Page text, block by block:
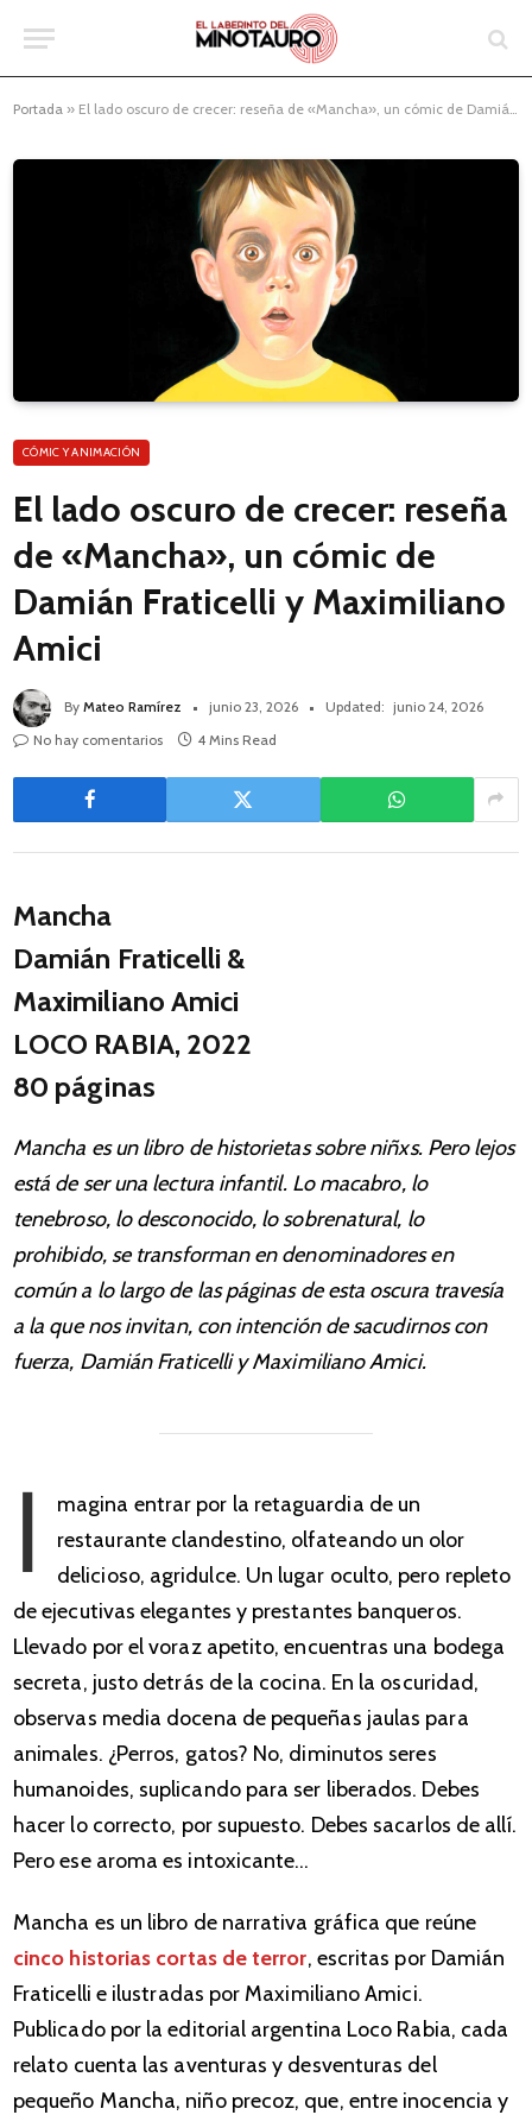
Portada » El lado oscuro de crecer: reseña de «Mancha», un cómic de Damián Fraticelli y Maximiliano Amici
CÓMIC Y ANIMACIÓN
El lado oscuro de crecer: reseña
de «Mancha», un cómic de
Damián Fraticelli y Maximiliano
Amici
By Mateo Ramírez junio 23, 2026 Updated: junio 24, 2026
No hay comentarios
4 Mins Read
Mancha
Damián Fraticelli &
Maximiliano Amici
LOCO RABIA, 2022
80 páginas
Mancha es un libro de historietas sobre niñxs. Pero lejos
está de ser una lectura infantil. Lo macabro, lo
tenebroso, lo desconocido, lo sobrenatural, lo
prohibido, se transforman en denominadores en
común a lo largo de las páginas de esta oscura travesía
a la que nos invitan, con intención de sacudirnos con
fuerza, Damián Fraticelli y Maximiliano Amici.
I
magina entrar por la retaguardia de un
restaurante clandestino, olfateando un olor
delicioso, agridulce. Un lugar oculto, pero repleto
de ejecutivas elegantes y prestantes banqueros.
Llevado por el voraz apetito, encuentras una bodega
secreta, justo detrás de la cocina. En la oscuridad,
observas media docena de pequeñas jaulas para
animales. ¿Perros, gatos? No, diminutos seres
humanoides, suplicando para ser liberados. Debes
hacer lo correcto, por supuesto. Debes sacarlos de allí.
Pero ese aroma es intoxicante…
Mancha es un libro de narrativa gráfica que reúne
cinco historias cortas de terror, escritas por Damián
Fraticelli e ilustradas por Maximiliano Amici.
Publicado por la editorial argentina Loco Rabia, cada
relato cuenta las aventuras y desventuras del
pequeño Mancha, niño precoz, que, entre inocencia y